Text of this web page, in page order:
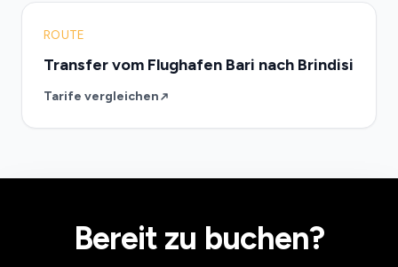
ROUTE
Transfer vom Flughafen Bari nach Brindisi
Tarife vergleichen
Bereit zu buchen?